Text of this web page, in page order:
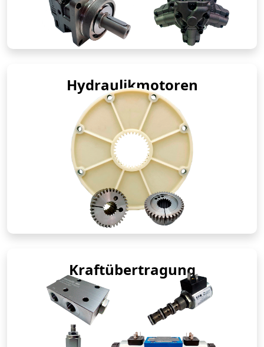
Hydraulikmotoren
Kraftübertragung